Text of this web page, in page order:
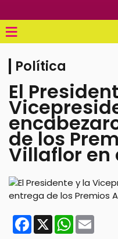
≡
Política
El
de los
Villaflor en
Facebook
X WhatsApp
Email